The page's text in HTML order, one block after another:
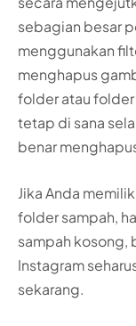
sebagian besar
menggunakan
menghapus
folder atau folder
tetap di sana
benar
Jika Anda
folder sampah,
sampah kosong,
Instagram
sekarang.